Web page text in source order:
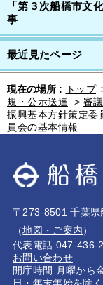
「第３次船橋市文
事
最近見たページ
現在の場所 : トップ
規・公示送達
> 審
振興基本方針策定委
員会の基本情報
〒273-8501 千葉
（地図・ご案内）
代表電話 047-436-
お問い合わせ
開庁時間 月曜から
日・年末年始を除く